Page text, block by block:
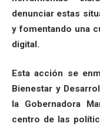
denunciar estas
y fomentando una
digital.
Esta acción se
Bienestar y
la Gobernadora
centro de las